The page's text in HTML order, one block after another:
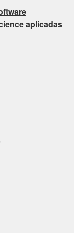
aplicadas